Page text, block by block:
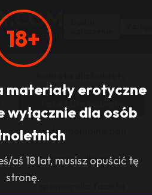
18+
materiały erotyczne
wyłącznie dla osób
aś 18 lat, musisz opuścić tę
stronę.
działa
matrymonialne pan
sponsor dla pani